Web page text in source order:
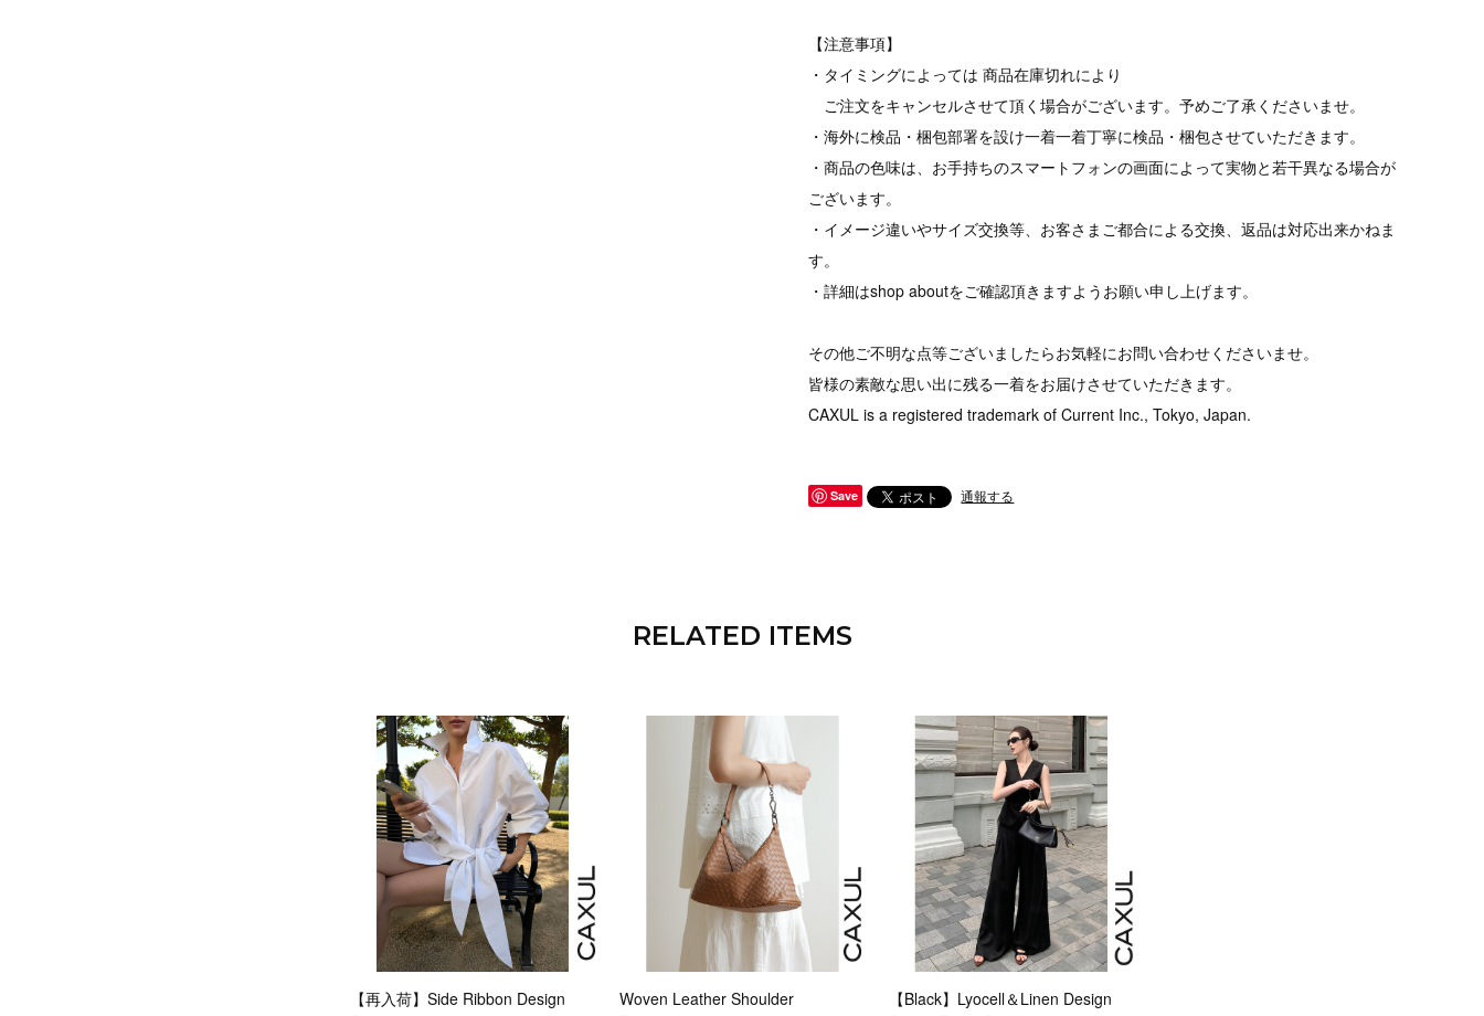
【注意事項】
・タイミングによっては 商品在庫切れにより
ご注文をキャンセルさせて頂く場合がございます。予めご了承くださいませ。
・海外に検品・梱包部署を設け一着一着丁寧に検品・梱包させていただきます。
・商品の色味は、お手持ちのスマートフォンの画面によって実物と若干異なる場合が
ございます。
・イメージ違いやサイズ交換等、お客さまご都合による交換、返品は対応出来かねま
す。
・詳細はshop aboutをご確認頂きますようお願い申し上げます。
その他ご不明な点等ございましたらお気軽にお問い合わせくださいませ。
皆様の素敵な思い出に残る一着をお届けさせていただきます。
CAXUL is a registered trademark of Current Inc., Tokyo, Japan.
Save 通報する
RELATED ITEMS
【再入荷】Side Ribbon Design
Woven Leather Shoulder
【Black】Lyocell＆Linen Design